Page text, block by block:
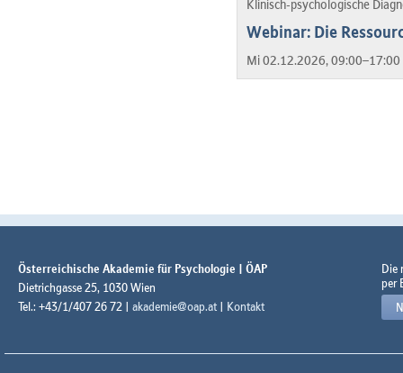
Klinisch-psychologische
Webinar: Die
Mi 02.12.2026,
Österreichische Akademie für Psychologie | ÖAP
Dietrichgasse 25, 1030 Wien
Tel.: +43/1/407 26 72 | akademie@oap.at | Kontakt
Die
per